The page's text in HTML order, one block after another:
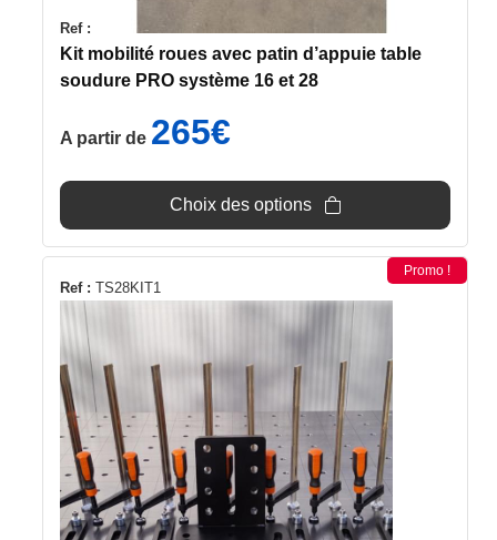
Ref :
Kit mobilité roues avec patin d’appuie table
soudure PRO système 16 et 28
A partir de 265€
Choix des options
page
du
produit
Ref : TS28KIT1
Promo !